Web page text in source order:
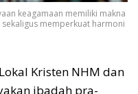
keagamaan memiliki makna
memperkuat harmoni
Kristen NHM dan
ibadah pra-